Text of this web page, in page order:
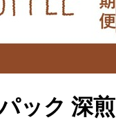
ック 深煎